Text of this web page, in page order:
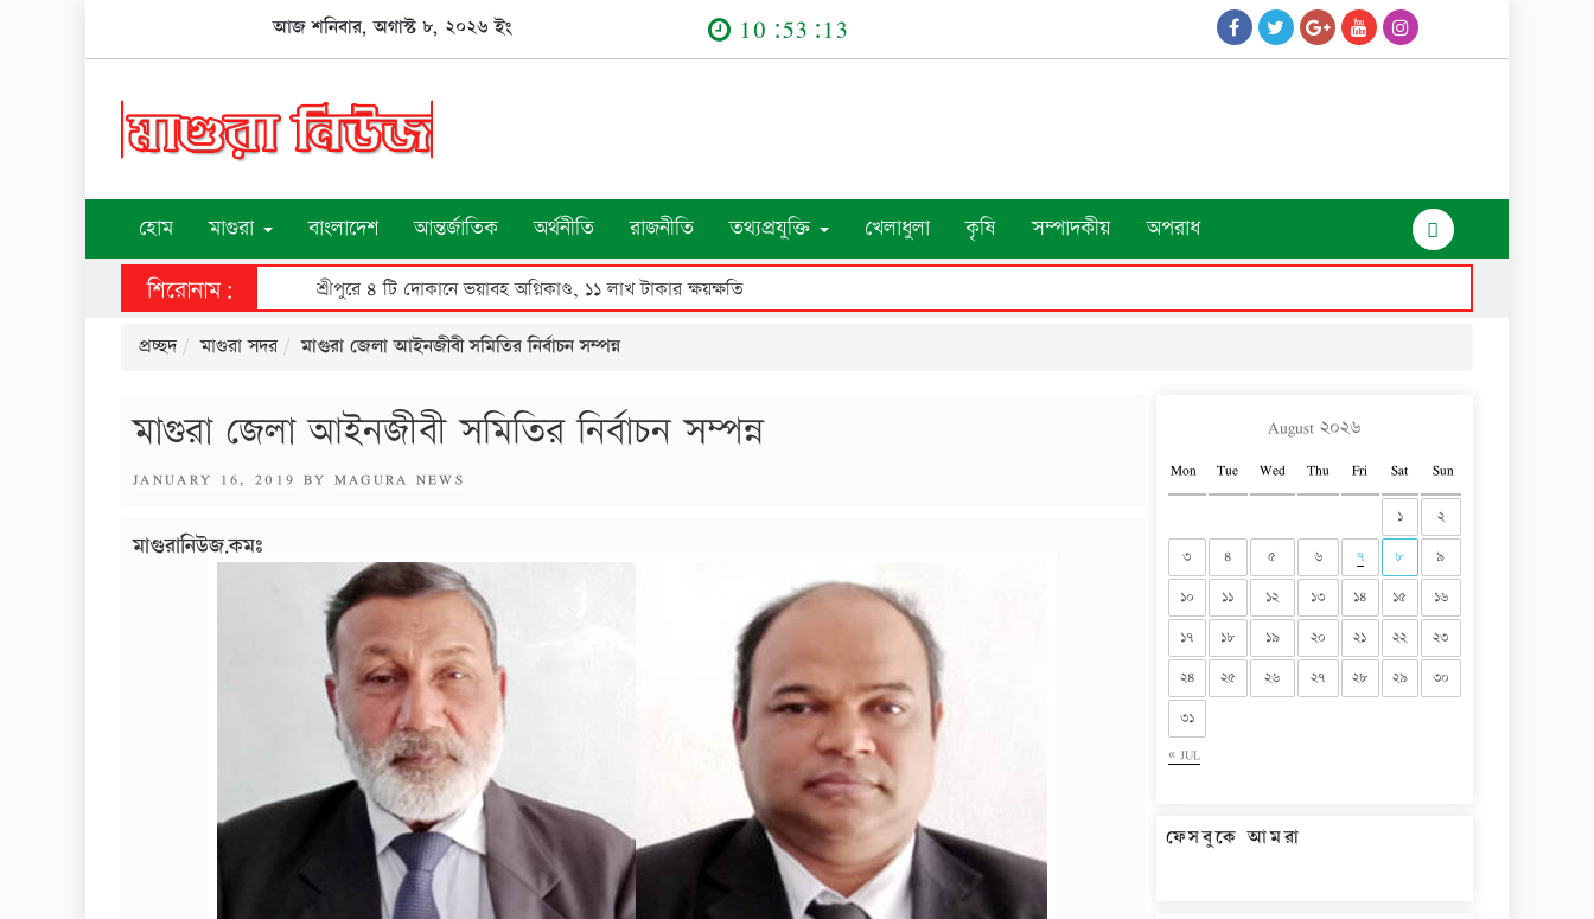
আজ শনিবার, অগাস্ট ৮, ২০২৬ ইং 10:53:14
হোম মাগুরা বাংলাদেশ আন্তর্জাতিক অর্থনীতি রাজনীতি তথ্যপ্রযুক্তি খেলাধুলা কৃষি সম্পাদকীয় অপরাধ
শিরোনাম: শ্রীপুরে ৪ টি দোকানে ভয়াবহ অগ্নিকাণ্ড, ১১ লাখ টাকার ক্ষয়ক্ষতি
প্রচ্ছদ মাগুরা সদর মাগুরা জেলা আইনজীবী সমিতির নির্বাচন সম্পন্ন
মাগুরা জেলা আইনজীবী সমিতির নির্বাচন সম্পন্ন
POSTED
JANUARY 16, 2019 BY MAGURA NEWS
মাগুরানিউজ.কমঃ
August ২০২৬
Mon Tue Wed Thu Fri Sat Sun
« JUL
১
২
৩
৪ ৫ ৬ ৭ ৮
৯
১০
১১ ১২ ১৩ ১৪ ১৫
১৬
১৭
১৮ ১৯ ২০ ২১ ২২
২৩
২৪
২৫ ২৬ ২৭ ২৮ ২৯
৩০
৩১
ফেসবুকে আমরা